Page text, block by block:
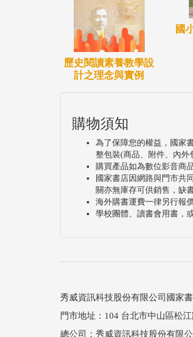
歷史閱讀素養教學設
計之理念與實例
國
購物須知
為了保障您的權益，國家
整包裝(商品、附件、內外
購買產品如為數位影音商
國家書店因網路與門市共
關亦無庫存可供銷售，缺
海外購書運費一律另行報
學校團體、讀書會用書，
秀威資訊科技股份有限公司國家
門市地址：104 台北市中山區松
總公司：秀威資訊科技股份有限